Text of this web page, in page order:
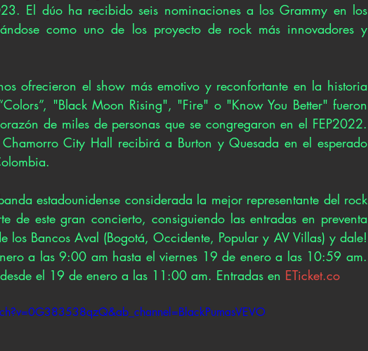
El dúo ha recibido seis nominaciones a los Grammy en los
como uno de los proyecto de rock más innovadores y
ofrecieron el show más emotivo y reconfortante en la historia
"Black Moon Rising", "Fire" o "Know You Better" fueron
de miles de personas que se congregaron en el FEP2022.
City Hall recibirá a Burton y Quesada en el esperado
estadounidense considerada la mejor representante del rock
de este gran concierto, consiguiendo las entradas en preventa
los Bancos Aval (Bogotá, Occidente, Popular y AV Villas) y dale!
a las 9:00 am hasta el viernes 19 de enero a las 10:59 am.
el 19 de enero a las 11:00 am. Entradas en ETicket.co